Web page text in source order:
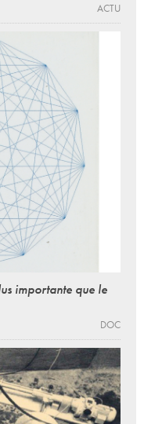
ACTU
importante que le
DOC